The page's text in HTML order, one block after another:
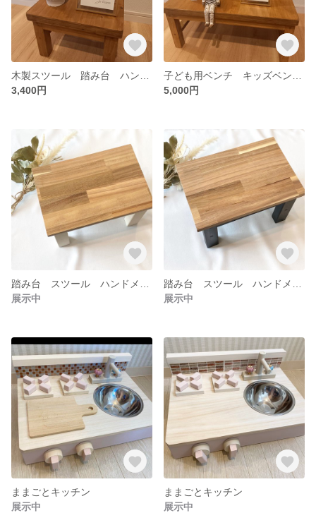
3,400円
5,000円
展示中
展示中
ままごとキッチン
展示中
ままごとキッチン
展示中